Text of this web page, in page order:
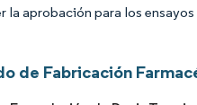
aprobación para los
de Fabricación